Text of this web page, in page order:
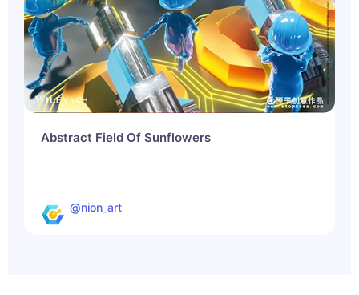
Abstract Field Of Sunflowers
@nion_art